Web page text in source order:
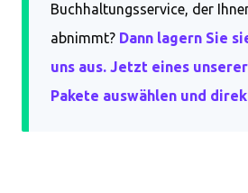
Buchhaltungsservice, der
abnimmt? Dann lagern Sie
uns aus. Jetzt eines
Pakete auswählen und